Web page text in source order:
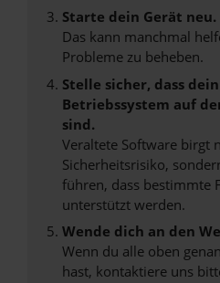
Starte dein Gerät neu.
Das kann manchmal
Probleme zu beheben.
Stelle sicher, dass
Betriebssystem auf
sind.
Veraltete Software birgt
Sicherheitsrisiko,
führen, dass bestimmte
unterstützt werden.
Wende dich an den
Wenn du alle oben
hast, kontaktiere uns